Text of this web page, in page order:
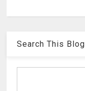
Search This Blog